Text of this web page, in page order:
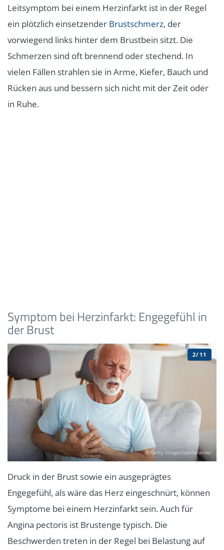
Leitsymptom bei einem Herzinfarkt ist in der Regel
ein plötzlich einsetzender Brustschmerz, der
vorwiegend links hinter dem Brustbein sitzt. Die
Schmerzen sind oft brennend oder stechend. In
vielen Fällen strahlen sie in Arme, Kiefer, Bauch und
Rücken aus und bessern sich nicht mit der Zeit oder
in Ruhe.
Symptom bei Herzinfarkt: Engegefühl in
der Brust
© Getty Images/stefanamer
2/11
Druck in der Brust sowie ein ausgeprägtes
Engegefühl, als wäre das Herz eingeschnürt, können
Symptome bei einem Herzinfarkt sein. Auch für
Angina pectoris ist Brustenge typisch. Die
Beschwerden treten in der Regel bei Belastung auf